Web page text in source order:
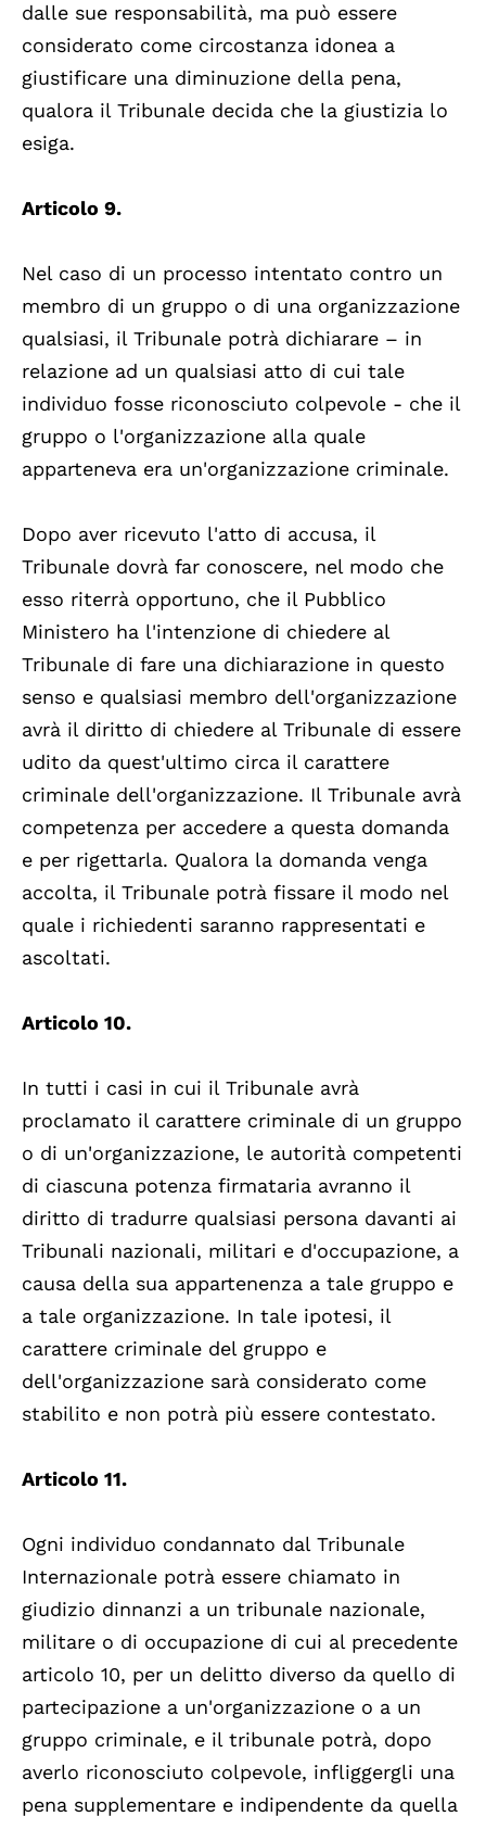
dalle sue responsabilità, ma può essere
considerato come circostanza idonea a
giustificare una diminuzione della pena,
qualora il Tribunale decida che la giustizia lo
esiga.
Articolo 9.
Nel caso di un processo intentato contro un
membro di un gruppo o di una organizzazione
qualsiasi, il Tribunale potrà dichiarare – in
relazione ad un qualsiasi atto di cui tale
individuo fosse riconosciuto colpevole - che il
gruppo o l'organizzazione alla quale
apparteneva era un'organizzazione criminale.
Dopo aver ricevuto l'atto di accusa, il
Tribunale dovrà far conoscere, nel modo che
esso riterrà opportuno, che il Pubblico
Ministero ha l'intenzione di chiedere al
Tribunale di fare una dichiarazione in questo
senso e qualsiasi membro dell'organizzazione
avrà il diritto di chiedere al Tribunale di essere
udito da quest'ultimo circa il carattere
criminale dell'organizzazione. Il Tribunale avrà
competenza per accedere a questa domanda
e per rigettarla. Qualora la domanda venga
accolta, il Tribunale potrà fissare il modo nel
quale i richiedenti saranno rappresentati e
ascoltati.
Articolo 10.
In tutti i casi in cui il Tribunale avrà
proclamato il carattere criminale di un gruppo
o di un'organizzazione, le autorità competenti
di ciascuna potenza firmataria avranno il
diritto di tradurre qualsiasi persona davanti ai
Tribunali nazionali, militari e d'occupazione, a
causa della sua appartenenza a tale gruppo e
a tale organizzazione. In tale ipotesi, il
carattere criminale del gruppo e
dell'organizzazione sarà considerato come
stabilito e non potrà più essere contestato.
Articolo 11.
Ogni individuo condannato dal Tribunale
Internazionale potrà essere chiamato in
giudizio dinnanzi a un tribunale nazionale,
militare o di occupazione di cui al precedente
articolo 10, per un delitto diverso da quello di
partecipazione a un'organizzazione o a un
gruppo criminale, e il tribunale potrà, dopo
averlo riconosciuto colpevole, infliggergli una
pena supplementare e indipendente da quella